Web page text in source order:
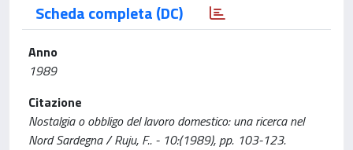
Scheda completa (DC)
Anno
1989
Citazione
Nostalgia o obbligo del lavoro domestico: una ricerca nel
Nord Sardegna / Ruju, F.. - 10:(1989), pp. 103-123.